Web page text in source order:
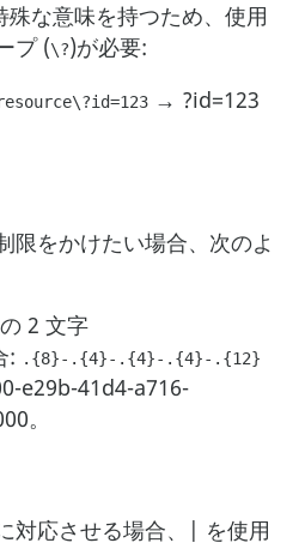
殊な意味を持つため、使用
プ (\?)が必要:
→ ?id=123
限をかけたい場合、次のよ
2 文字
: .{8}-.{4}-.{4}-.{4}-.{12}
e29b-41d4-a716-
。
対応させる場合、| を使用